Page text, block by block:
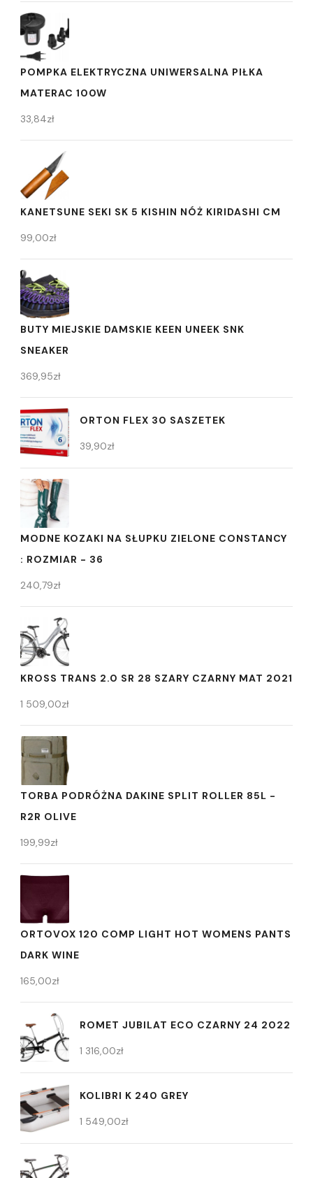
POMPKA ELEKTRYCZNA UNIWERSALNA PIŁKA
MATERAC 100W
33,84zł
KANETSUNE SEKI SK 5 KISHIN NÓŻ KIRIDASHI CM
99,00zł
BUTY MIEJSKIE DAMSKIE KEEN UNEEK SNK
SNEAKER
369,95zł
ORTON FLEX 30 SASZETEK
39,90zł
MODNE KOZAKI NA SŁUPKU ZIELONE CONSTANCY
: ROZMIAR - 36
240,79zł
KROSS TRANS 2.0 SR 28 SZARY CZARNY MAT 2021
1 509,00zł
TORBA PODRÓŻNA DAKINE SPLIT ROLLER 85L -
R2R OLIVE
199,99zł
ORTOVOX 120 COMP LIGHT HOT WOMENS PANTS
DARK WINE
165,00zł
ROMET JUBILAT ECO CZARNY 24 2022
1 316,00zł
KOLIBRI K 240 GREY
1 549,00zł